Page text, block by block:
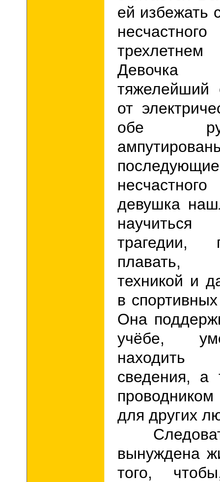
ей избежать
тяжелейший
от
обе
девушка
трагедии,
плавать,
техникой и
в
Она
учёбе,
находить
сведения, а
для других
вынуждена
того,